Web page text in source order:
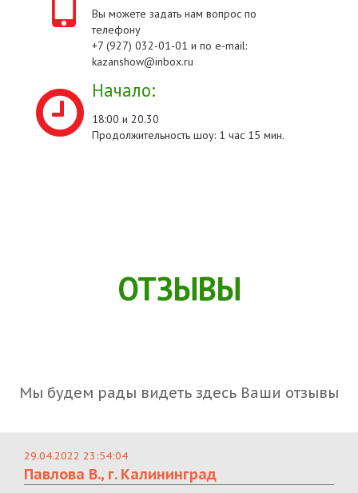
Вы можете задать нам вопрос по
телефону
+7 (927) 032-01-01 и по e-mail:
kazanshow@inbox.ru
Начало:
18:00 и 20.30
Продолжительность шоу: 1 час 15 мин.
ОТЗЫВЫ
Мы будем рады видеть здесь Ваши отзывы
29.04.2022 23:54:04
Павлова В., г. Калининград